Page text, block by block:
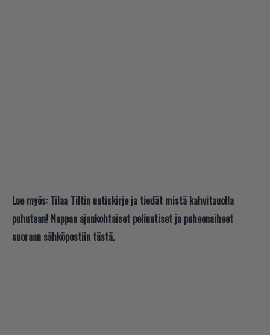
Lue myös: Tilaa Tiltin uutiskirje ja tiedät mistä kahvitauolla
puhutaan! Nappaa ajankohtaiset peliuutiset ja puheenaiheet
suoraan sähköpostiin tästä.